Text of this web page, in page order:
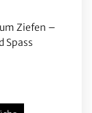
Ziefen –
Spass